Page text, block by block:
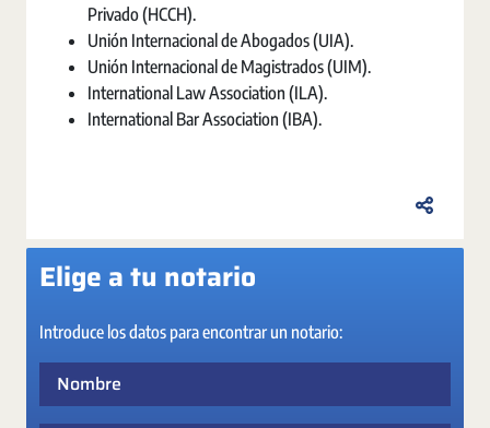
Privado (HCCH).
Unión Internacional de Abogados (UIA).
Unión Internacional de Magistrados (UIM).
International Law Association (ILA).
International Bar Association (IBA).
Elige a tu notario
Introduce los datos para encontrar un notario: